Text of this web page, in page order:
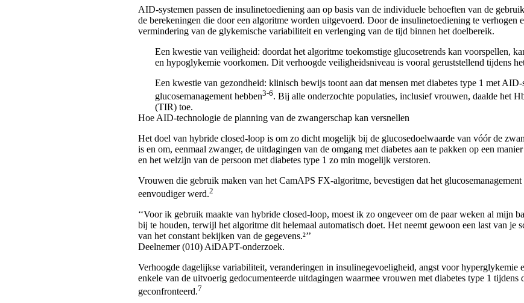
AID-systemen passen de insulinetoediening aan op basis van de individuele behoeften van de
de berekeningen die door een algoritme worden uitgevoerd. Door de insulinetoediening te verhogen
vermindering van de glykemische variabiliteit en verlenging van de tijd binnen het doelbereik.
Een kwestie van veiligheid: doordat het algoritme toekomstige glucosetrends kan voorspellen,
en hypoglykemie voorkomen. Dit verhoogde veiligheidsniveau is vooral geruststellend tijdens
Een kwestie van gezondheid: klinisch bewijs toont aan dat mensen met diabetes type 1 met AID-
glucosemanagement hebben3-6. Bij alle onderzochte populaties, inclusief vrouwen, daalde het
(TIR) toe.
Hoe AID-technologie de planning van de zwangerschap kan versnellen
Het doel van hybride closed-loop is om zo dicht mogelijk bij de glucosedoelwaarde van vóór de
is en om, eenmaal zwanger, de uitdagingen van de omgang met diabetes aan te pakken op een
en het welzijn van de persoon met diabetes type 1 zo min mogelijk verstoren.
Vrouwen die gebruik maken van het CamAPS FX-algoritme, bevestigen dat het
eenvoudiger werd.2
‘‘Voor ik gebruik maakte van hybride closed-loop, moest ik zo ongeveer om de paar weken al mijn
bij te houden, terwijl het algoritme dit helemaal automatisch doet. Het neemt gewoon een last van je
van het constant bekijken van de gegevens.²’’
Deelnemer (010) AiDAPT-onderzoek.
Verhoogde dagelijkse variabiliteit, veranderingen in insulinegevoeligheid, angst voor hyperglykemie
enkele van de uitvoerig gedocumenteerde uitdagingen waarmee vrouwen met diabetes type 1 tijdens
geconfronteerd.7